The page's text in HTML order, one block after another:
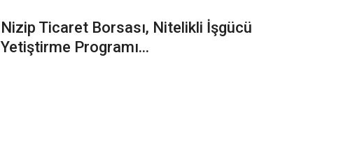
Nizip Ticaret Borsası, Nitelikli İşgücü
Yetiştirme Programı...